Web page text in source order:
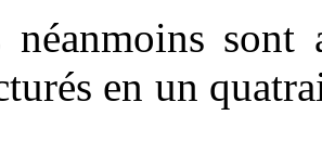
néanmoins
en un